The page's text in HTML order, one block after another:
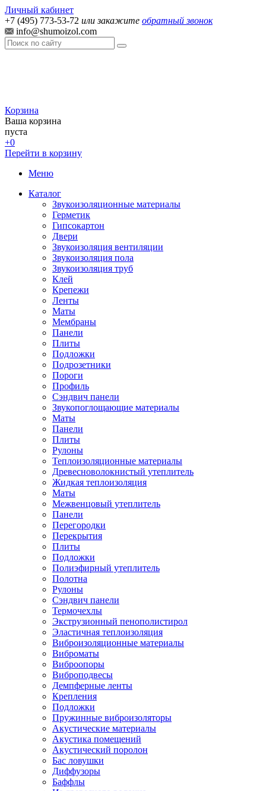
Личный кабинет
+7 (495) 773-53-72 или закажите обратный звонок
info@shumoizol.com
Корзина
Ваша корзина
пуста
+0
Перейти в корзину
Меню
Каталог
Звукоизоляционные материалы
Герметик
Гипсокартон
Двери
Звукоизоляция вентиляции
Звукоизоляция пола
Звукоизоляция труб
Клей
Крепежи
Ленты
Маты
Мембраны
Панели
Плиты
Подложки
Подрозетники
Пороги
Профиль
Сэндвич панели
Звукопоглощающие материалы
Маты
Панели
Плиты
Рулоны
Теплоизоляционные материалы
Древесноволокнистый утеплитель
Жидкая теплоизоляция
Маты
Межвенцовый утеплитель
Панели
Перегородки
Перекрытия
Плиты
Подложки
Полиэфирный утеплитель
Полотна
Рулоны
Сэндвич панели
Термочехлы
Экструзионный пенополистирол
Эластичная теплоизоляция
Виброизоляционные материалы
Виброматы
Виброопоры
Виброподвесы
Демпферные ленты
Крепления
Подложки
Пружинные виброизоляторы
Акустические материалы
Акустика помещений
Акустический поролон
Бас ловушки
Диффузоры
Баффлы